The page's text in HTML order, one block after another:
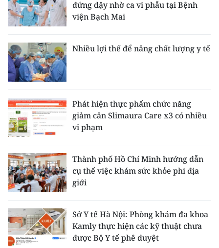
đứng dậy nhờ ca vi phẫu tại Bệnh
viện Bạch Mai
Nhiều lợi thế để nâng chất lượng y tế
Phát hiện thực phẩm chức năng
giảm cân Slimaura Care x3 có nhiều
vi phạm
Thành phố Hồ Chí Minh hướng dẫn
cụ thể việc khám sức khỏe phi địa
giới
Sở Y tế Hà Nội: Phòng khám đa khoa
Kamly thực hiện các kỹ thuật chưa
được Bộ Y tế phê duyệt